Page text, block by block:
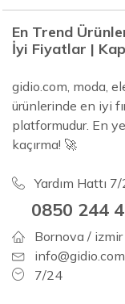
En Trend
İyi Fiyatlar |
gidio.com, moda,
ürünlerinde en iyi
platformudur. En
kaçırma! 🚀
Yardım Hattı
0850 244
Bornova / izmir
info@gidio.com
7/24